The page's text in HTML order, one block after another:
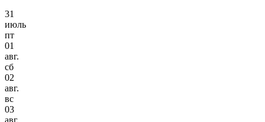
31
июль
пт
01
авг.
сб
02
авг.
вс
03
авг.